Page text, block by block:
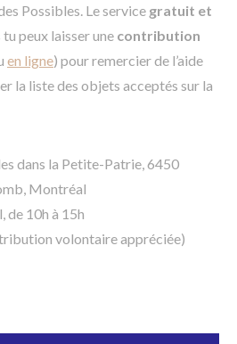
Possibles. Le service gratuit et
tu peux laisser une contribution
en ligne) pour remercier de l’aide
la liste des objets acceptés sur la
dans la Petite-Patrie, 6450
Montréal
de 10h à 15h
volontaire appréciée)